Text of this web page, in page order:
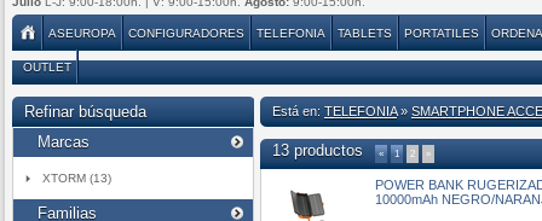
ASEUROPA CONFIGURADORES TELEFONIA TABLETS PORTATILES
OUTLET
Refinar búsqueda
Marcas
XTORM (13)
Familias
Está en: TELEFONIA» SMARTPHONE
13 productos « 1 2 »
POWER BANK
10000mAh NEGRO/